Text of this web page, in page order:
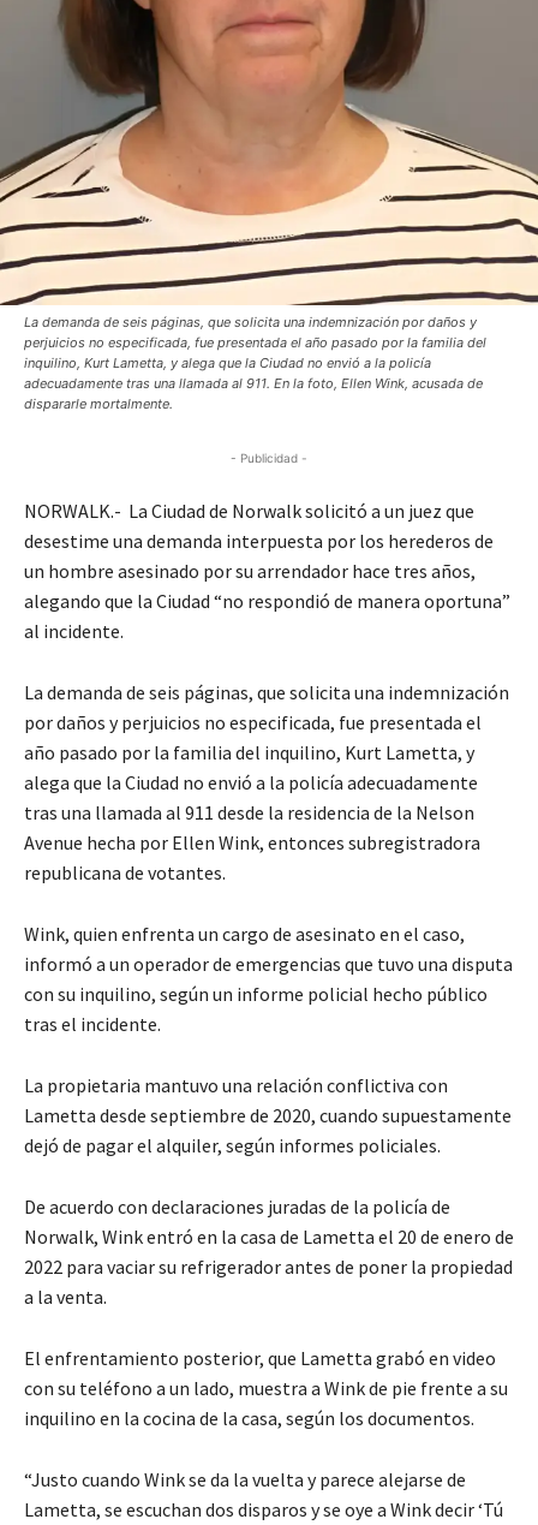
La demanda de seis páginas, que solicita una indemnización por daños y
perjuicios no especificada, fue presentada el año pasado por la familia del
inquilino, Kurt Lametta, y alega que la Ciudad no envió a la policía
adecuadamente tras una llamada al 911. En la foto, Ellen Wink, acusada de
dispararle mortalmente.
- Publicidad -
NORWALK.- La Ciudad de Norwalk solicitó a un juez que
desestime una demanda interpuesta por los herederos de
un hombre asesinado por su arrendador hace tres años,
alegando que la Ciudad “no respondió de manera oportuna”
al incidente.
La demanda de seis páginas, que solicita una indemnización
por daños y perjuicios no especificada, fue presentada el
año pasado por la familia del inquilino, Kurt Lametta, y
alega que la Ciudad no envió a la policía adecuadamente
tras una llamada al 911 desde la residencia de la Nelson
Avenue hecha por Ellen Wink, entonces subregistradora
republicana de votantes.
Wink, quien enfrenta un cargo de asesinato en el caso,
informó a un operador de emergencias que tuvo una disputa
con su inquilino, según un informe policial hecho público
tras el incidente.
La propietaria mantuvo una relación conflictiva con
Lametta desde septiembre de 2020, cuando supuestamente
dejó de pagar el alquiler, según informes policiales.
De acuerdo con declaraciones juradas de la policía de
Norwalk, Wink entró en la casa de Lametta el 20 de enero de
2022 para vaciar su refrigerador antes de poner la propiedad
a la venta.
El enfrentamiento posterior, que Lametta grabó en video
con su teléfono a un lado, muestra a Wink de pie frente a su
inquilino en la cocina de la casa, según los documentos.
“Justo cuando Wink se da la vuelta y parece alejarse de
Lametta, se escuchan dos disparos y se oye a Wink decir ‘Tú